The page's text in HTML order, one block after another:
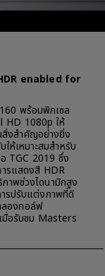
enabled for
พร้อมพิกเซล
HD 1080p ให้
สิ่งสำคัญอย่างยิ่ง
ห้เหมาะสมสำหรับ
TGC 2019 ซึ่ง
รแสดงสี HDR
าพช่วงไดนามิกสูง
รปรับแต่งภาพที่ดี
ลองกอล์ฟ
มื่อรับชม Masters